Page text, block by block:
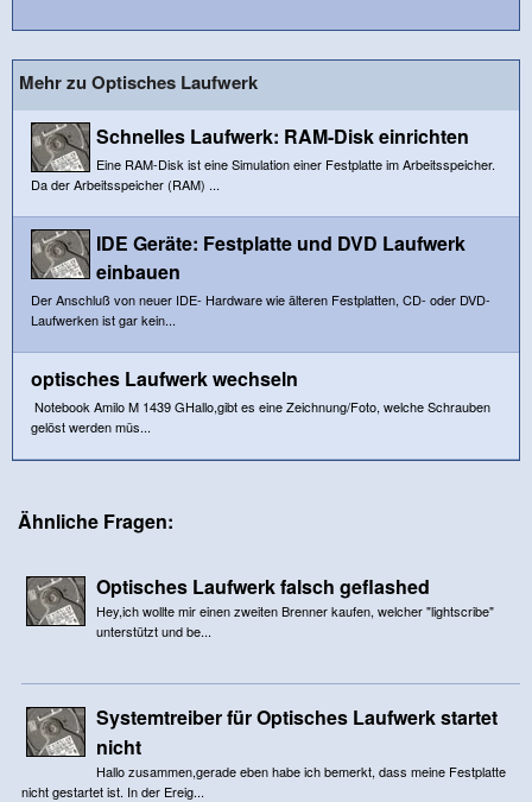
Mehr zu Optisches Laufwerk
Schnelles Laufwerk: RAM-Disk einrichten
Eine RAM-Disk ist eine Simulation einer Festplatte im Arbeitsspeicher.
Da der Arbeitsspeicher (RAM) ...
IDE Geräte: Festplatte und DVD Laufwerk
einbauen
Der Anschluß von neuer IDE- Hardware wie älteren Festplatten, CD- oder DVD-
Laufwerken ist gar kein...
optisches Laufwerk wechseln
Notebook Amilo M 1439 GHallo,gibt es eine Zeichnung/Foto, welche Schrauben
gelöst werden müs...
Ähnliche Fragen:
Optisches Laufwerk falsch geflashed
Hey,ich wollte mir einen zweiten Brenner kaufen, welcher "lightscribe"
unterstützt und be...
Systemtreiber für Optisches Laufwerk startet
nicht
Hallo zusammen,gerade eben habe ich bemerkt, dass meine Festplatte
nicht gestartet ist. In der Ereig...